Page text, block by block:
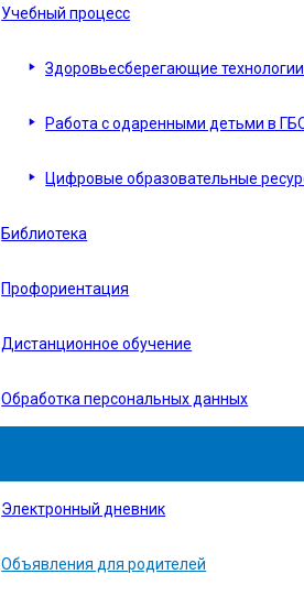
Учебный процесс
Здоровьесберегающие
Работа с одаренными детьми в
Цифровые образовательные
Библиотека
Профориентация
Дистанционное обучение
Обработка персональных данных
Электронный дневник
Объявления для родителей